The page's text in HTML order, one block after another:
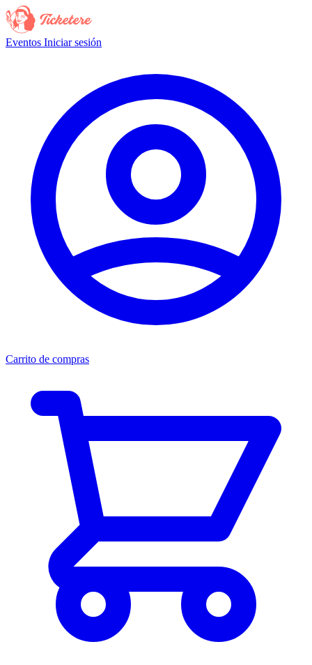
Eventos Iniciar sesión
Carrito de compras